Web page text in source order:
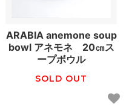
ARABIA anemone soup
bowl アネモネ 20㎝ス
ープボウル
SOLD OUT